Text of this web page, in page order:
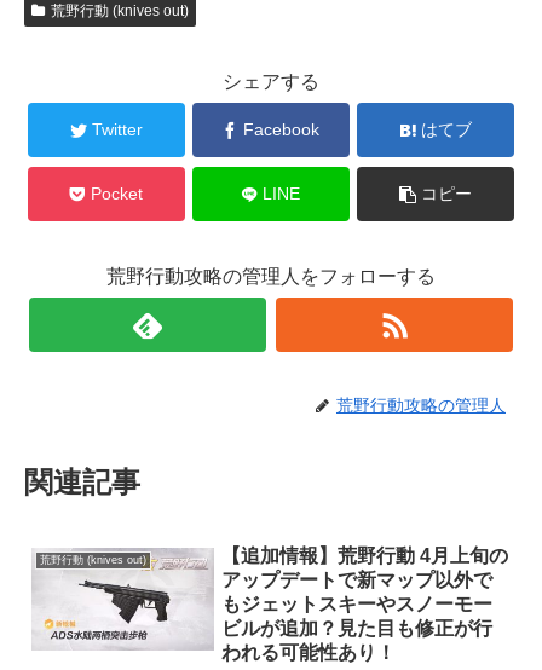
荒野行動 (knives out)
シェアする
Twitter Facebook はてブ
Pocket LINE コピー
荒野行動攻略の管理人をフォローする
荒野行動攻略の管理人
関連記事
荒野行動 (knives out)
【追加情報】荒野行動 4月上旬の
アップデートで新マップ以外で
もジェットスキーやスノーモー
ビルが追加？見た目も修正が行
われる可能性あり！